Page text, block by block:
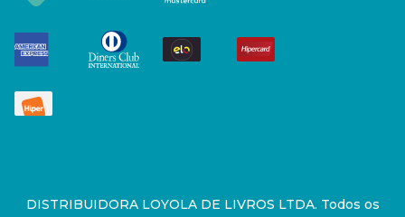
DISTRIBUIDORA LOYOLA DE LIVROS LTDA. Todos os